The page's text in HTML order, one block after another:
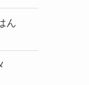
ん